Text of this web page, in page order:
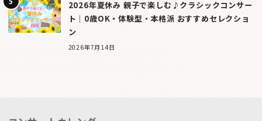
2026年夏休み 親子で楽しむ♪クラシックコンサー
ト｜0歳OK・体験型・本格派 おすすめセレクショ
ン
2026年7月14日